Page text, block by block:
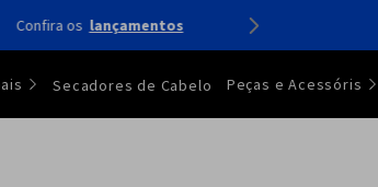
Confira os lançamentos
Secadores de Cabelo Peças e Acessóris